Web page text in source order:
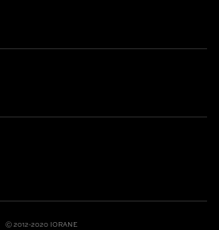
Ⓒ 2012-2020 IORANE